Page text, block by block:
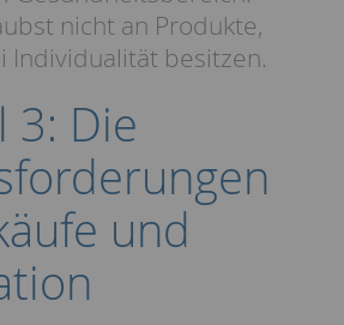
nicht an Produkte,
Individualität besitzen.
3: Die
und